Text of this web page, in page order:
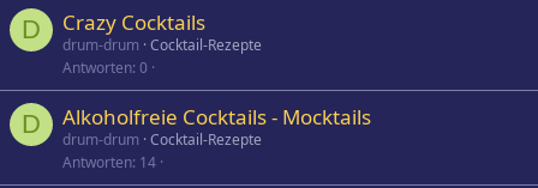
D Crazy Cocktails
drum-drum Cocktail-Rezepte
Antworten 0
D Alkoholfreie Cocktails - Mocktails
drum-drum Cocktail-Rezepte
Antworten 14